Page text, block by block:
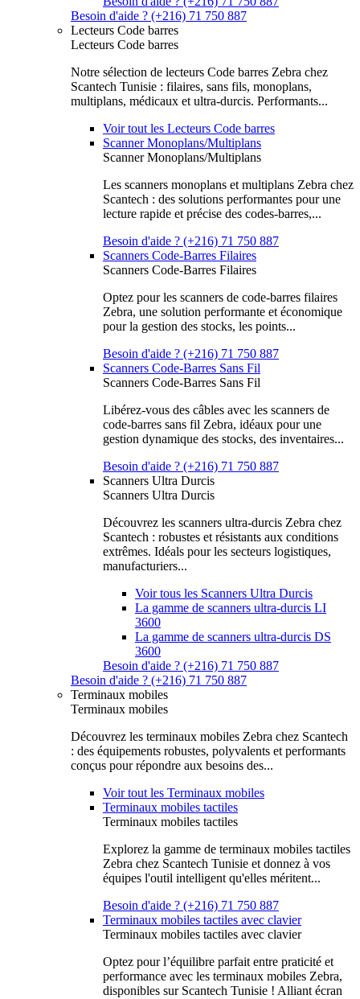
Besoin d'aide ? (+216) 71 750 887
Lecteurs Code barres
Lecteurs Code barres
Notre sélection de lecteurs Code barres Zebra chez
Scantech Tunisie : filaires, sans fils, monoplans,
multiplans, médicaux et ultra-durcis. Performants...
Voir tout les Lecteurs Code barres
Scanner Monoplans/Multiplans
Scanner Monoplans/Multiplans
Les scanners monoplans et multiplans Zebra chez
Scantech : des solutions performantes pour une
lecture rapide et précise des codes-barres,...
Besoin d'aide ? (+216) 71 750 887
Scanners Code-Barres Filaires
Scanners Code-Barres Filaires
Optez pour les scanners de code-barres filaires
Zebra, une solution performante et économique
pour la gestion des stocks, les points...
Besoin d'aide ? (+216) 71 750 887
Scanners Code-Barres Sans Fil
Scanners Code-Barres Sans Fil
Libérez-vous des câbles avec les scanners de
code-barres sans fil Zebra, idéaux pour une
gestion dynamique des stocks, des inventaires...
Besoin d'aide ? (+216) 71 750 887
Scanners Ultra Durcis
Scanners Ultra Durcis
Découvrez les scanners ultra-durcis Zebra chez
Scantech : robustes et résistants aux conditions
extrêmes. Idéals pour les secteurs logistiques,
manufacturiers...
Voir tous les Scanners Ultra Durcis
La gamme de scanners ultra-durcis LI
3600
La gamme de scanners ultra-durcis DS
3600
Besoin d'aide ? (+216) 71 750 887
Besoin d'aide ? (+216) 71 750 887
Terminaux mobiles
Terminaux mobiles
Découvrez les terminaux mobiles Zebra chez Scantech
: des équipements robustes, polyvalents et performants
conçus pour répondre aux besoins des...
Voir tout les Terminaux mobiles
Terminaux mobiles tactiles
Terminaux mobiles tactiles
Explorez la gamme de terminaux mobiles tactiles
Zebra chez Scantech Tunisie et donnez à vos
équipes l'outil intelligent qu'elles méritent...
Besoin d'aide ? (+216) 71 750 887
Terminaux mobiles tactiles avec clavier
Terminaux mobiles tactiles avec clavier
Optez pour l’équilibre parfait entre praticité et
performance avec les terminaux mobiles Zebra,
disponibles sur Scantech Tunisie ! Alliant écran